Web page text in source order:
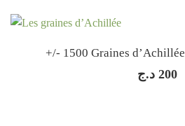
+/- 1500 Graines
200 د.ج